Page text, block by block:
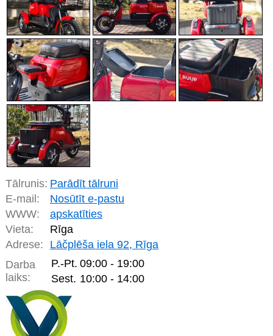
Tālrunis: Parādīt tālruni
E-mail:
Nosūtīt e-pastu
WWW:
apskatīties
Vieta:
Rīga
Adrese:
Lāčplēša iela 92, Rīga
Darba
laiks:
P.-Pt. 09:00 - 19:00
Sest. 10:00 - 14:00